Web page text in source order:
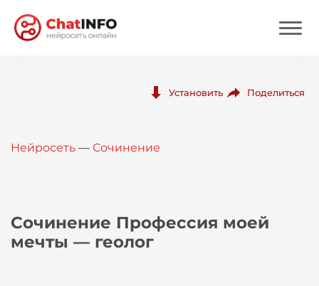
Вход
Установить Поделиться
Нейросеть — Сочинение
Сочинение Профессия моей
мечты — геолог